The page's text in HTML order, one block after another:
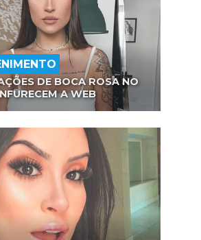
DE BOCA ROSA NO
A WEB